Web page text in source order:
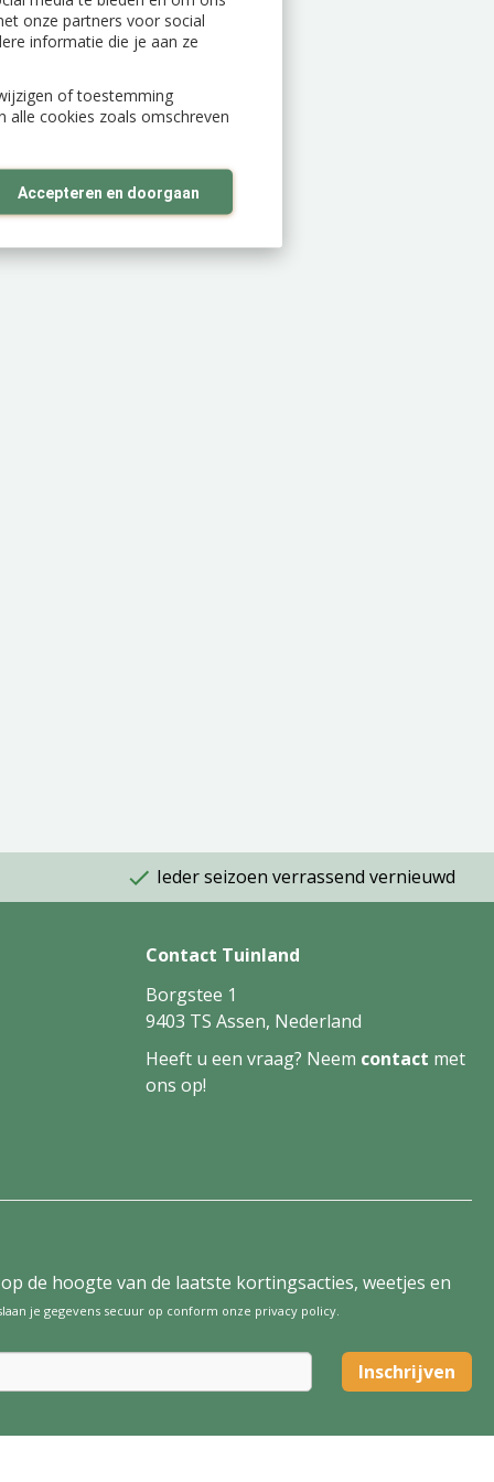
onze partners voor social
informatie die je aan ze
of toestemming
alle cookies zoals omschreven
Accepteren en doorgaan
Ieder seizoen verrassend vernieuwd
Contact Tuinland
Borgstee 1
9403 TS Assen, Nederland
Heeft u een vraag? Neem contact met
ons op!
de hoogte van de laatste kortingsacties, weetjes en
je gegevens secuur op conform onze privacy policy